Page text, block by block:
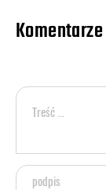
Komentarze